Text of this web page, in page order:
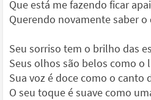
Que está me fazendo ficar
Querendo novamente saber o
Seu sorriso tem o brilho das
Seus olhos são belos como o
Sua voz é doce como o canto
O seu toque é suave como